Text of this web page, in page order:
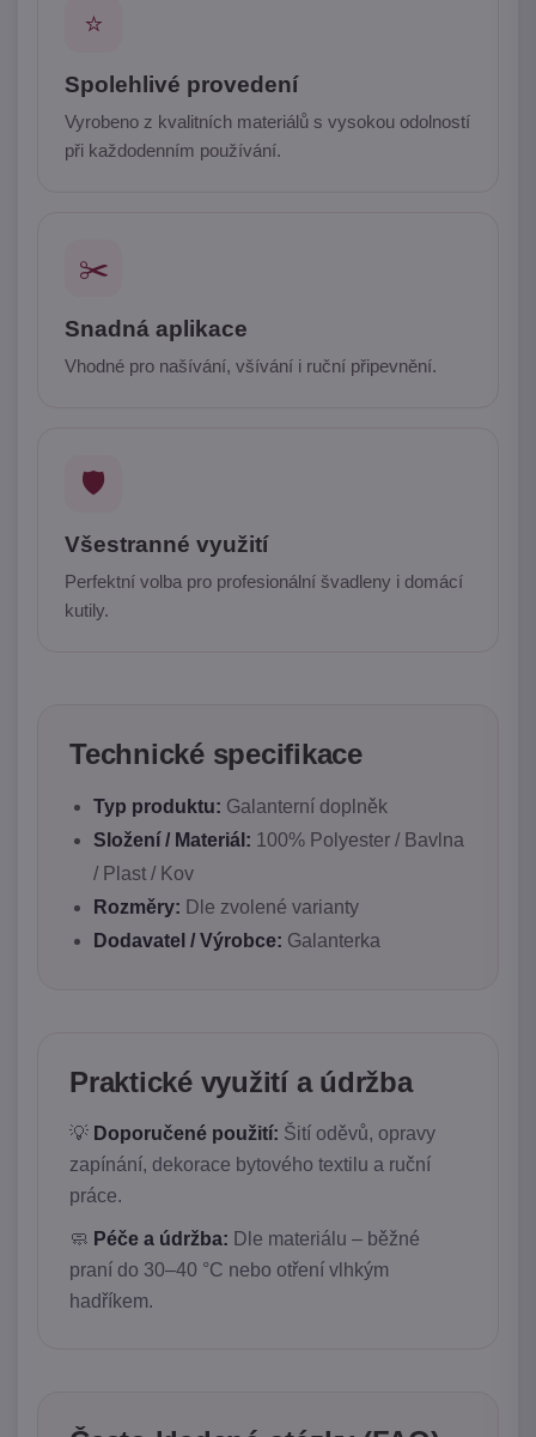
⭐
Spolehlivé provedení
Vyrobeno z kvalitních materiálů s vysokou odolností
při každodenním používání.
✂️
Snadná aplikace
Vhodné pro našívání, všívání i ruční připevnění.
🛡️
Všestranné využití
Perfektní volba pro profesionální švadleny i domácí
kutily.
Technické specifikace
Typ produktu: Galanterní doplněk
Složení / Materiál: 100% Polyester / Bavlna
/ Plast / Kov
Rozměry: Dle zvolené varianty
Dodavatel / Výrobce: Galanterka
Praktické využití a údržba
💡 Doporučené použití: Šití oděvů, opravy
zapínání, dekorace bytového textilu a ruční
práce.
🧼 Péče a údržba: Dle materiálu – běžné
praní do 30–40 °C nebo otření vlhkým
hadříkem.